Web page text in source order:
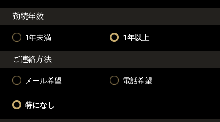
勤続年数
1年未満 1年以上
ご連絡方法
メール希望 電話希望
特になし